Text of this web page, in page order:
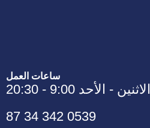
ساعات العمل
الاثنين - الأحد 9:00 - 20:30
0539 342 34 87